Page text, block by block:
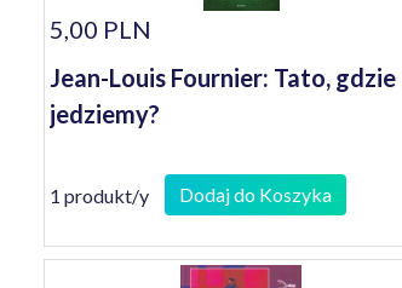
5,00 PLN
Jean-Louis Fournier: Tato, gdzie
jedziemy?
1 produkt/y Dodaj do Koszyka